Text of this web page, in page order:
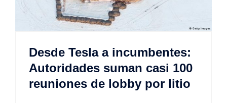
Desde Tesla a incumbentes:
Autoridades suman casi 100
reuniones de lobby por litio